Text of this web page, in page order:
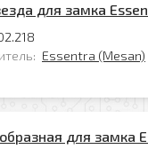
для замка
Essentra (Mesan)
для замка
обратный звонок